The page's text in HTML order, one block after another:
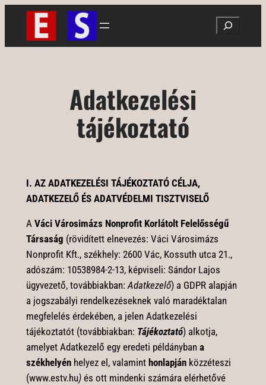
Ugrás
tartalomhoz
Search
Adatkezelési
tájékoztató
I. AZ ADATKEZELÉSI TÁJÉKOZTATÓ CÉLJA,
ADATKEZELŐ ÉS ADATVÉDELMI TISZTVISELŐ
A Váci Városimázs Nonprofit Korlátolt Felelősségű
Társaság (rövidített elnevezés: Váci Városimázs
Nonprofit Kft., székhely: 2600 Vác, Kossuth utca 21.,
adószám: 10538984-2-13, képviseli: Sándor Lajos
ügyvezető, továbbiakban:Adatkezelő) a GDPR alapján
a jogszabályi rendelkezéseknek való maradéktalan
megfelelés érdekében, a jelen Adatkezelési
tájékoztatót (továbbiakban: Tájékoztató) alkotja,
amelyet Adatkezelő egy eredeti példányban a
székhelyén helyez el, valamint honlapján közzéteszi
(www.estv.hu)és ott mindenki számára elérhetővé